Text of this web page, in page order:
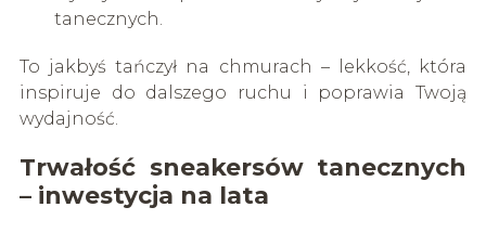
tanecznych.
To jakbyś tańczył na chmurach – lekkość, która
inspiruje do dalszego ruchu i poprawia Twoją
wydajność.
Trwałość sneakersów tanecznych
– inwestycja na lata